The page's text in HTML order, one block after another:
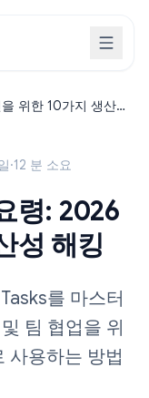
위한 10가지 생산성
·12 분 소요
령: 2026
성 해킹
를 마스터
팀 협업을 위
사용하는 방법